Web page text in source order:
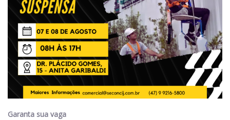
Garanta sua vaga